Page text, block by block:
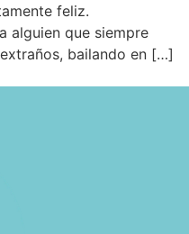
feliz.
alguien que siempre
bailando en […]